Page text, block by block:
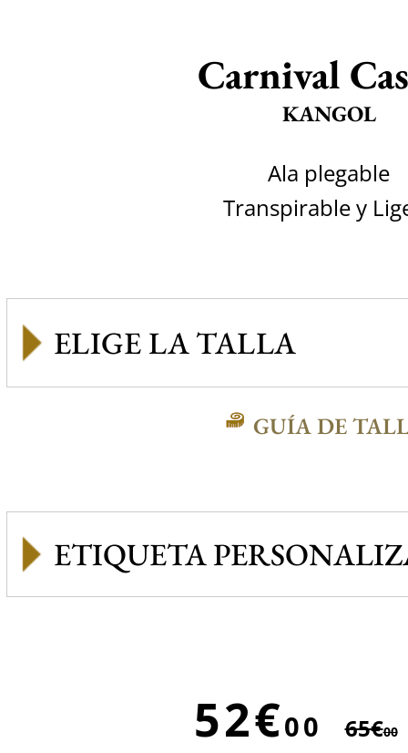
Carnival
KANGOL
Ala plegable
Transpirable y
GUÍA DE
ETIQUETA
52€00 65€00